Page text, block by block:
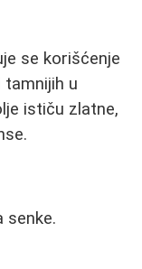
se korišćenje
tamnijih u
ističu zlatne,
senke.